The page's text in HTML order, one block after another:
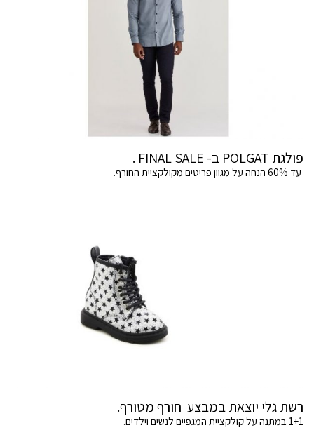
פולגת POLGAT ב- FINAL SALE .
עד 60% הנחה על מגוון פריטים מקולקציית החורף.
רשת גלי יוצאת במבצע חורף מטורף.
1+1 במתנה על קולקציית המגפיים לנשים וילדים.